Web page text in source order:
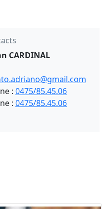
CARDINAL
: 0475/85.45.06
: 0475/85.45.06